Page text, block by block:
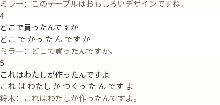
ミラー：このテーブルはおもしろいデザインですね。
4
どこで買ったんですか
どこ で かっ た ん です か
ミラー：どこで買ったんですか。
5
これはわたしが作ったんですよ
これ は わたし が つくっ た ん です よ
鈴木：これはわたしが作ったんですよ。